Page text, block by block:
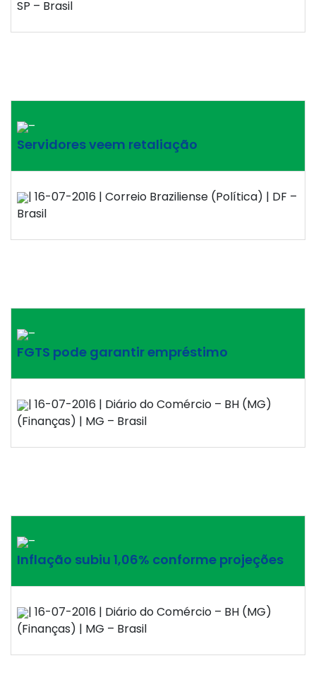
SP – Brasil
–
Servidores veem retaliação
| 16-07-2016 | Correio Braziliense (Política) | DF –
Brasil
–
FGTS pode garantir empréstimo
| 16-07-2016 | Diário do Comércio – BH (MG)
(Finanças) | MG – Brasil
–
Inflação subiu 1,06% conforme projeções
| 16-07-2016 | Diário do Comércio – BH (MG)
(Finanças) | MG – Brasil